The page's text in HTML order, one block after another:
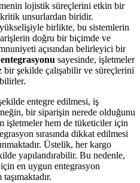
lojistik süreçlerini etkin bir
unsurlardan biridir.
birlikte, bu sistemlerin
doğru bir biçimde ve
açısından belirleyici bir
sayesinde, işletmeler
şekilde çalışabilir ve süreçlerini
entegre edilmesi, iş
bir siparişin nerede olduğunu
işletmeler hem de tüketiciler için
sırasında dikkat edilmesi
Üstelik, her kargo
yapılandırabilir. Bu nedenle,
en uygun entegrasyon